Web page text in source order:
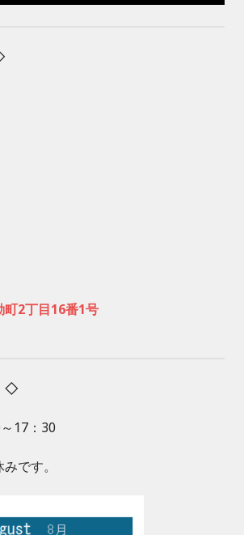
2丁目16番1号
◇
17：30
です。